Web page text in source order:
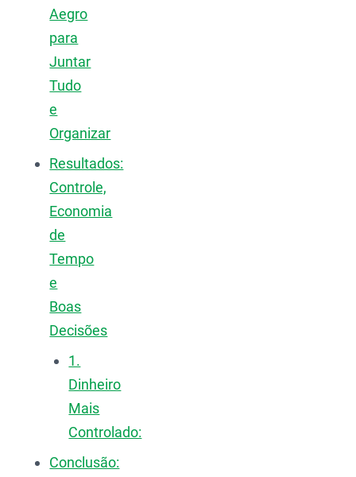
Aegro
para
Juntar
Tudo
e
Organizar
Resultados:
Controle,
Economia
de
Tempo
e
Boas
Decisões
1.
Dinheiro
Mais
Controlado:
Conclusão: